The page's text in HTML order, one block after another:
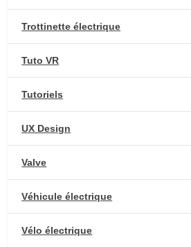
Trottinette électrique
Tuto VR
Tutoriels
UX Design
Valve
Véhicule électrique
Vélo électrique